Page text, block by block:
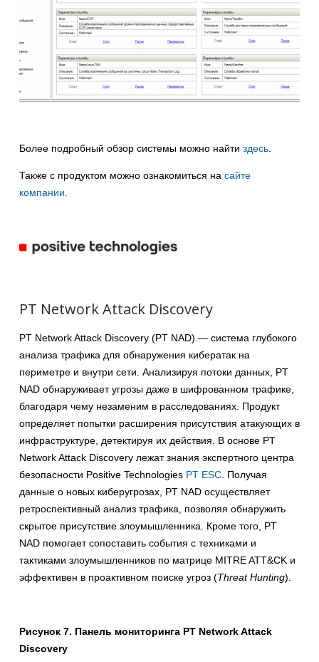
Более подробный обзор системы можно найти здесь.
Также с продуктом можно ознакомиться на сайте
компании.
PT Network Attack Discovery
PT Network Attack Discovery (PT NAD) — система глубокого
анализа трафика для обнаружения кибератак на
периметре и внутри сети. Анализируя потоки данных, PT
NAD обнаруживает угрозы даже в шифрованном трафике,
благодаря чему незаменим в расследованиях. Продукт
определяет попытки расширения присутствия атакующих в
инфраструктуре, детектируя их действия. В основе PT
Network Attack Discovery лежат знания экспертного центра
безопасности Positive Technologies PT ESC. Получая
данные о новых киберугрозах, PT NAD осуществляет
ретроспективный анализ трафика, позволяя обнаружить
скрытое присутствие злоумышленника. Кроме того, PT
NAD помогает сопоставить события с техниками и
тактиками злоумышленников по матрице MITRE ATT&CK и
эффективен в проактивном поиске угроз (Threat Hunting).
Рисунок 7. Панель мониторинга PT Network Attack
Discovery